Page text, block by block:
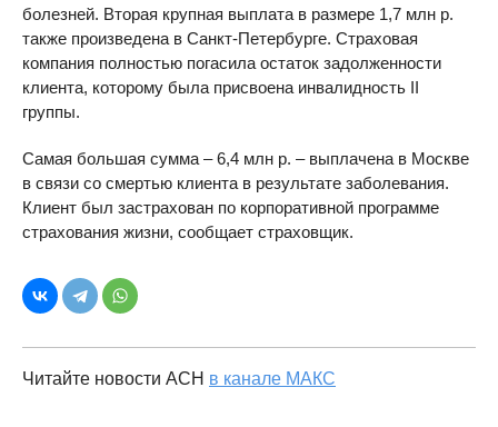
болезней. Вторая крупная выплата в размере 1,7 млн р.
также произведена в Санкт-Петербурге. Страховая
компания полностью погасила остаток задолженности
клиента, которому была присвоена инвалидность II
группы.
Самая большая сумма – 6,4 млн р. – выплачена в Москве
в связи со смертью клиента в результате заболевания.
Клиент был застрахован по корпоративной программе
страхования жизни, сообщает страховщик.
Читайте новости АСН в канале МАКС